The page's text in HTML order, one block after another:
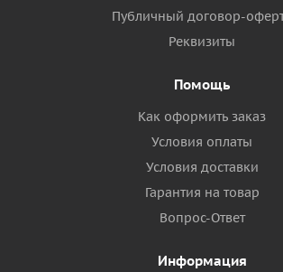
Публичный договор-
Реквизиты
Помощь
Как оформить заказ
Условия оплаты
Условия доставки
Гарантия на товар
Вопрос-Ответ
Информация